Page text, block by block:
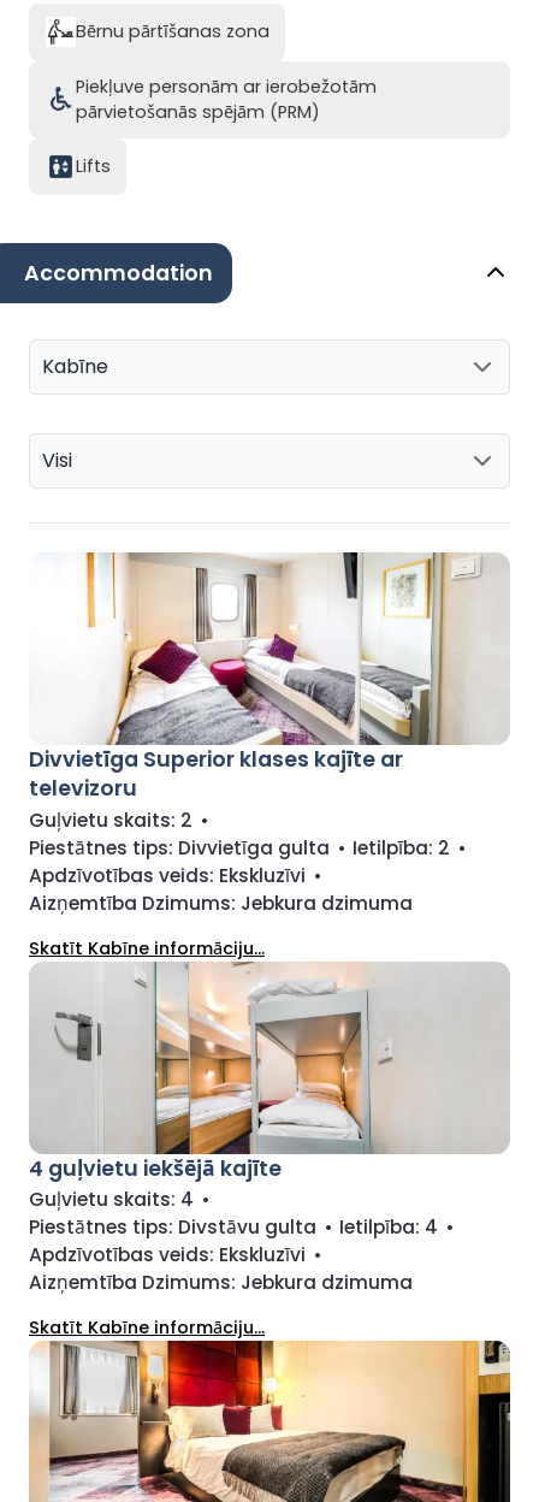
Bērnu pārtīšanas zona
Piekļuve personām ar ierobežotām
pārvietošanās spējām (PRM)
Lifts
Accommodation
Kabīne
Visi
Divvietīga Superior klases kajīte ar
televizoru
Guļvietu skaits: 2 •
Piestātnes tips: Divvietīga gulta • Ietilpība: 2 •
Apdzīvotības veids: Ekskluzīvi •
Aizņemtība Dzimums: Jebkura dzimuma
Skatīt Kabīne informāciju...
4 guļvietu iekšējā kajīte
Guļvietu skaits: 4 •
Piestātnes tips: Divstāvu gulta • Ietilpība: 4 •
Apdzīvotības veids: Ekskluzīvi •
Aizņemtība Dzimums: Jebkura dzimuma
Skatīt Kabīne informāciju...